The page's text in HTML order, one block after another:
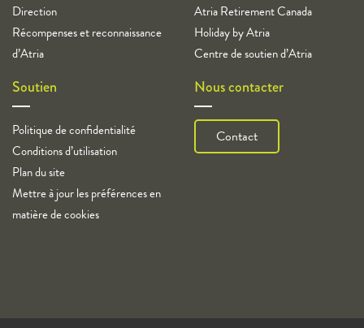
Direction
Récompenses et reconnaissance
d’Atria
Atria Retirement Canada
Holiday by Atria
Centre de soutien d’Atria
Soutien
Politique de confidentialité
Conditions d’utilisation
Plan du site
Mettre à jour les préférences en
matière de cookies
Nous contacter
Contact